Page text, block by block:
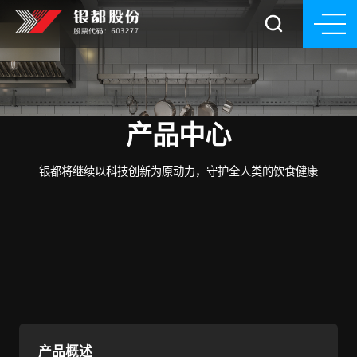
产品中心
银都将继续以科技创新为原动力，守护全人类的饮食健康
产品概述